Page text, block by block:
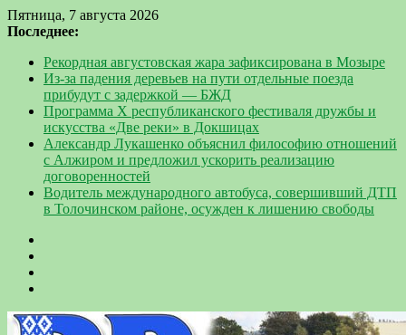
Пятница, 7 августа 2026
Последнее:
Рекордная августовская жара зафиксирована в Мозыре
Из-за падения деревьев на пути отдельные поезда
прибудут с задержкой — БЖД
Программа Х республиканского фестиваля дружбы и
искусства «Две реки» в Докшицах
Александр Лукашенко объяснил философию отношений
с Алжиром и предложил ускорить реализацию
договоренностей
Водитель международного автобуса, совершивший ДТП
в Толочинском районе, осужден к лишению свободы